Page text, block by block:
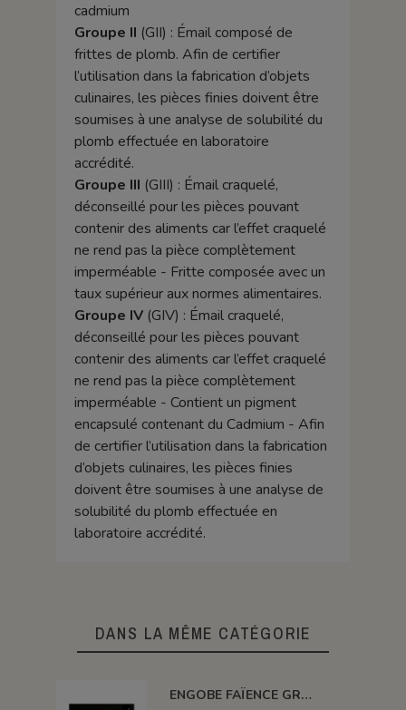
cadmium
Groupe II (GII) : Émail composé de
frittes de plomb. Afin de certifier
l’utilisation dans la fabrication d’objets
culinaires, les pièces finies doivent être
soumises à une analyse de solubilité du
plomb effectuée en laboratoire
accrédité.
Groupe III (GIII) : Émail craquelé,
déconseillé pour les pièces pouvant
contenir des aliments car l’effet craquelé
ne rend pas la pièce complètement
imperméable - Fritte composée avec un
taux supérieur aux normes alimentaires.
Groupe IV(GIV) : Émail craquelé,
déconseillé pour les pièces pouvant
contenir des aliments car l’effet craquelé
ne rend pas la pièce complètement
imperméable - Contient un pigment
encapsulé contenant du Cadmium - Afin
de certifier l’utilisation dans la fabrication
d’objets culinaires, les pièces finies
doivent être soumises à une analyse de
solubilité du plomb effectuée en
laboratoire accrédité.
DANS LA MÊME CATÉGORIE
ENGOBE FAÏENCE GRÈS & PORCELAINE LIQUIDE SS PLB NOIR 250GR EASP16L